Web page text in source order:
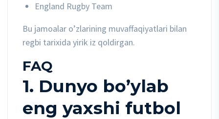
England Rugby Team
Bu jamoalar o’zlarining muvaffaqiyatlari bilan
regbi tarixida yirik iz qoldirgan.
FAQ
1. Dunyo bo’ylab
eng yaxshi futbol